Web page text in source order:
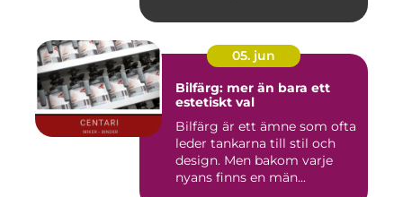
05. jun
Bilfärg: mer än bara ett
estetiskt val
Bilfärg är ett ämne som ofta
leder tankarna till stil och
design. Men bakom varje
nyans finns en män...